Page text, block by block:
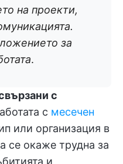
на проекти,
за
.
с
с месечен
или организация в
се окаже трудна за
и